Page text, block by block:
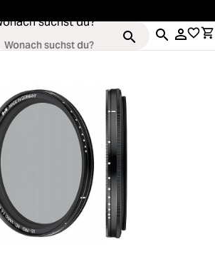
suchst du?
Drohnen
Gimbals